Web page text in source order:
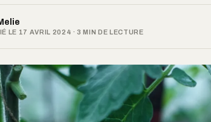
LE 17 AVRIL 2024 · 3 MIN DE LECTURE